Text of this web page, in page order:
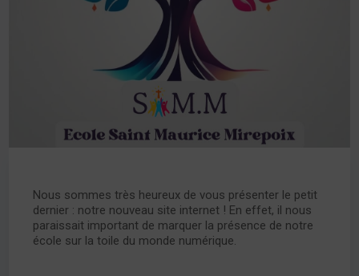
Nous sommes très heureux de vous présenter le petit
dernier : notre nouveau site internet ! En effet, il nous
paraissait important de marquer la présence de notre
école sur la toile du monde numérique.